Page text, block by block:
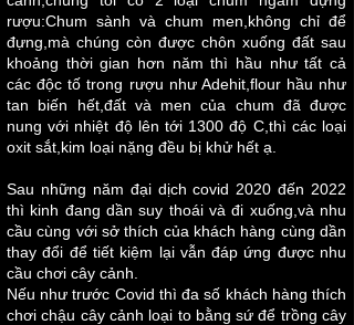
rượu:Chum sành và chum men,không chỉ để
đựng,mà chúng còn được chôn xuống đất sau
khoảng thời gian hơn năm thì hầu như tất cả
các độc tố trong rượu như Adehit,flour hầu như
tan biến hết,đất và men của chum đã được
nung với nhiệt độ lên tới 1300 độ C,thì các loại
oxit sắt,kim loại nặng đều bị khử hết ạ.
Sau những năm đại dịch covid 2020 đến 2022
thì kinh đang dần suy thoái và đi xuống,và nhu
cầu cùng với sở thích của khách hàng cùng dần
thay đổi để tiết kiệm lại vẫn đáp ứng được nhu
cầu chơi cây cảnh.
Nếu như trước Covid thì đa số khách hàng thích
chơi chậu cây cảnh loại to bằng sứ để trồng cây